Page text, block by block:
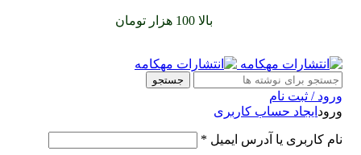
بالا 100 هزار تومان
جستجو
ورود / ثبت نام
ورود ایجاد حساب کاربری
نام کاربری یا آدرس ایمیل *